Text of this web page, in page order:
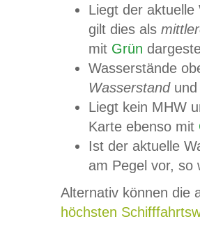
Liegt der
gilt dies als
mit Grün
Wasserstände
Wasserstandund
Liegt kein MHW
Karte ebenso mit
Ist der aktuelle
am Pegel vor,
Alternativ können die
höchsten